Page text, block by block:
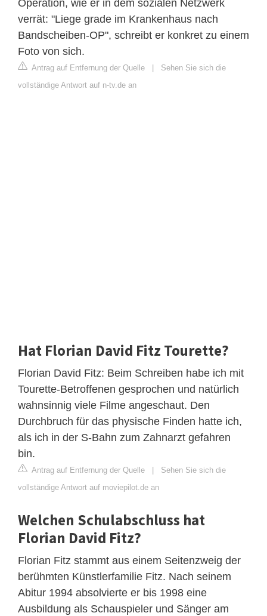
Operation, wie er in dem sozialen Netzwerk
verrät: "Liege grade im Krankenhaus nach
Bandscheiben-OP", schreibt er konkret zu einem
Foto von sich.
Antrag auf Entfernung der Quelle
Sehen Sie sich die
vollständige Antwort auf n-tv.de an
Hat Florian David Fitz Tourette?
Florian David Fitz: Beim Schreiben habe ich mit
Tourette-Betroffenen gesprochen und natürlich
wahnsinnig viele Filme angeschaut. Den
Durchbruch für das physische Finden hatte ich,
als ich in der S-Bahn zum Zahnarzt gefahren
bin.
Antrag auf Entfernung der Quelle
Sehen Sie sich die
vollständige Antwort auf moviepilot.de an
Welchen Schulabschluss hat
Florian David Fitz?
Florian Fitz stammt aus einem Seitenzweig der
berühmten Künstlerfamilie Fitz. Nach seinem
Abitur 1994 absolvierte er bis 1998 eine
Ausbildung als Schauspieler und Sänger am